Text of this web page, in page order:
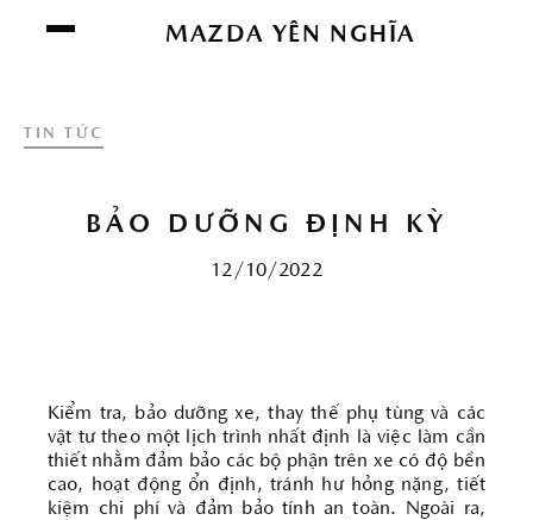
Chúng tôi sử dụng cookie để nâng cao trải
thông tin chi tiết.
ĐỒNG Ý
MAZDA YÊN NGHĨA
TIN TỨC
BẢO DƯỠNG ĐỊNH KỲ
12/10/2022
Kiểm tra, bảo dưỡng xe, thay thế phụ tùng và các
vật tư theo một lịch trình nhất định là việc làm cần
thiết nhằm đảm bảo các bộ phận trên xe có độ bền
cao, hoạt động ổn định, tránh hư hỏng nặng, tiết
kiệm chi phí và đảm bảo tính an toàn. Ngoài ra,